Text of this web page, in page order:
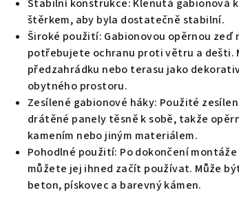
Stabilní konstrukce: Klenutá gabionová
štěrkem, aby byla dostatečně stabilní.
Široké použití: Gabionovou opěrnou
potřebujete ochranu proti větru a dešti.
předzahrádku nebo terasu jako
obytného prostoru.
Zesílené gabionové háky: Použité
drátěné panely těsně k sobě, takže
kamením nebo jiným materiálem.
Pohodlné použití: Po dokončení
můžete jej ihned začít používat. Může
beton, pískovec a barevný kámen.